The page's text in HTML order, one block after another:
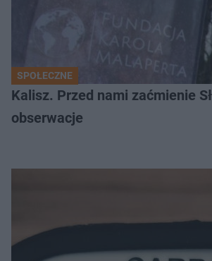
SPOŁECZNE
Kalisz. Przed nami zaćmienie
obserwacje